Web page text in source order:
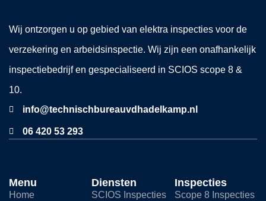
Wij ontzorgen u op gebied van elektra inspecties voor de
verzekering en arbeidsinspectie. Wij zijn een onafhankelijk
inspectiebedrijf en gespecialiseerd in SCIOS scope 8 &
10.
info@technischbureauvdhadelkamp.nl
06 420 53 293
Menu
Home
Diensten
SCIOS Inspecties
Inspecties
Scope 8 Inspecties